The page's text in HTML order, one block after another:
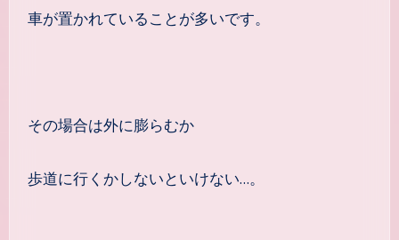
車が置かれていることが多いです。
その場合は外に膨らむか
歩道に行くかしないといけない…。